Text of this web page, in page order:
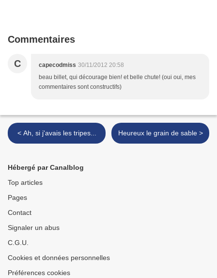
Commentaires
C capecodmiss 30/11/2012 20:58
beau billet, qui décourage bien! et belle chute! (oui oui, mes
commentaires sont constructifs)
< Ah, si j'avais les tripes... Heureux le grain de sable >
Hébergé par Canalblog
Top articles
Pages
Contact
Signaler un abus
C.G.U.
Cookies et données personnelles
Préférences cookies